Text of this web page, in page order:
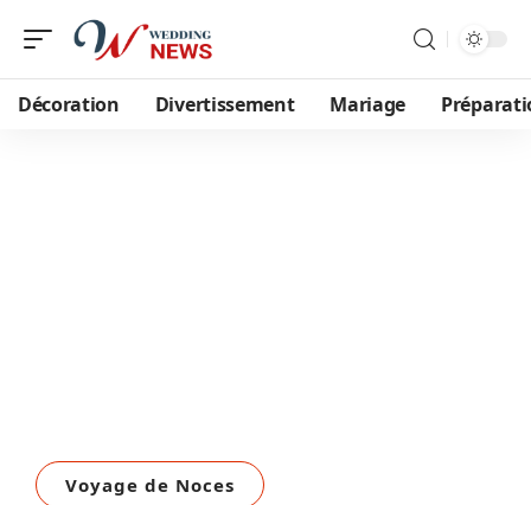
Décoration Divertissement Mariage
Voyage de Noces